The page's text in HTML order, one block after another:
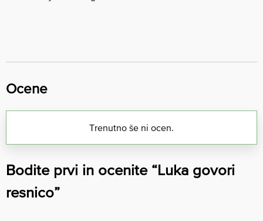
Ocene
Trenutno še ni ocen.
Bodite prvi in ocenite “Luka govori
resnico”